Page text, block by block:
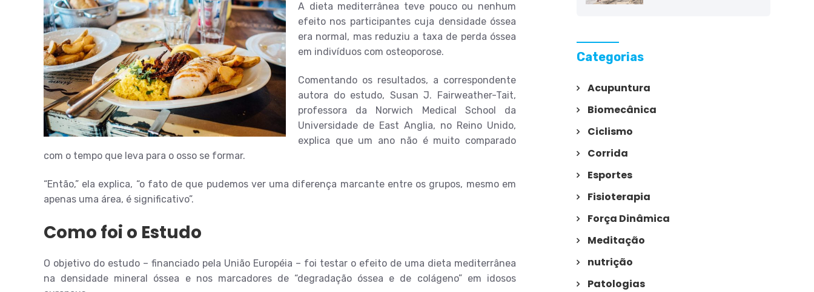
A dieta mediterrânea teve pouco ou nenhum
efeito nos participantes cuja densidade óssea
era normal, mas reduziu a taxa de perda óssea
em indivíduos com osteoporose.
Comentando os resultados, a correspondente
autora do estudo, Susan J. Fairweather-Tait,
professora da Norwich Medical School da
Universidade de East Anglia, no Reino Unido,
explica que um ano não é muito comparado
com o tempo que leva para o osso se formar.
“Então,” ela explica, “o fato de que pudemos ver uma diferença marcante entre os grupos, mesmo em
apenas uma área, é significativo”.
Como foi o Estudo
O objetivo do estudo – financiado pela União Européia – foi testar o efeito de uma dieta mediterrânea
na densidade mineral óssea e nos marcadores de “degradação óssea e de colágeno” em idosos
Categorias
Acupuntura
Biomecânica
Ciclismo
Corrida
Esportes
Fisioterapia
Força Dinâmica
Meditação
nutrição
Patologias